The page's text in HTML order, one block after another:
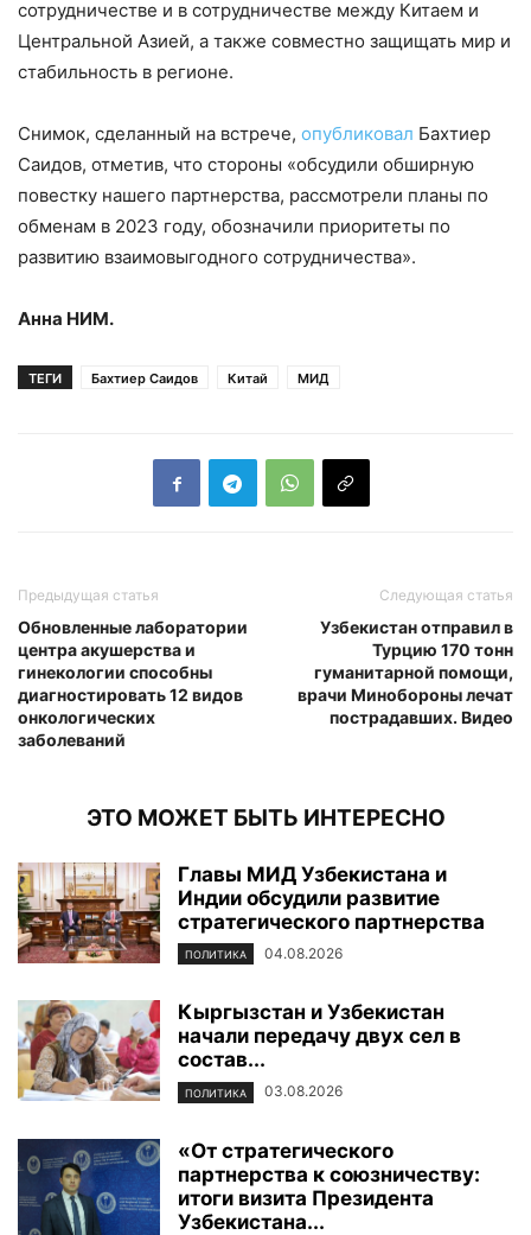
сотрудничестве и в сотрудничестве между Китаем и
Центральной Азией, а также совместно защищать мир и
стабильность в регионе.
Снимок, сделанный на встрече, опубликовал Бахтиер
Саидов, отметив, что стороны «обсудили обширную
повестку нашего партнерства, рассмотрели планы по
обменам в 2023 году, обозначили приоритеты по
развитию взаимовыгодного сотрудничества».
Анна НИМ.
ТЕГИ Бахтиер Саидов Китай МИД
Предыдущая статья
Обновленные лаборатории
центра акушерства и
гинекологии способны
диагностировать 12 видов
онкологических
заболеваний
Следующая статья
Узбекистан отправил в
Турцию 170 тонн
гуманитарной помощи,
врачи Минобороны лечат
пострадавших. Видео
ЭТО МОЖЕТ БЫТЬ ИНТЕРЕСНО
Главы МИД Узбекистана и
Индии обсудили развитие
стратегического партнерства
ПОЛИТИКА 04.08.2026
Кыргызстан и Узбекистан
начали передачу двух сел в
состав...
ПОЛИТИКА 03.08.2026
«От стратегического
партнерства к союзничеству:
итоги визита Президента
Узбекистана...